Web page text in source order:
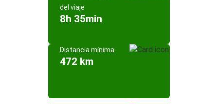
del viaje
8h 35min
Distancia mínima
472 km